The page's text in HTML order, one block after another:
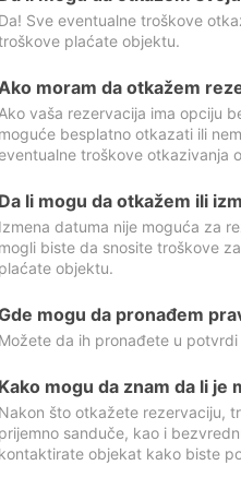
Sve eventualne troškove
plaćate objektu.
moram da otkažem
vaša rezervacija ima opciju
besplatno otkazati ili
troškove otkazivanja
li mogu da otkažem ili
datuma nije moguća za
biste da snosite troškove
objektu.
mogu da pronađem
da ih pronađete u potvrdi
mogu da znam da li je
što otkažete rezervaciju,
sanduče, kao i
objekat kako biste